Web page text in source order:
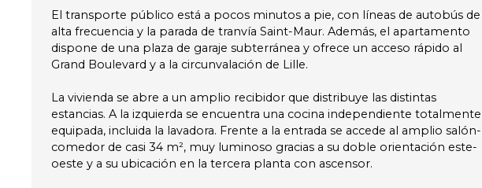
El transporte público está a pocos minutos a pie, con líneas de autobús de
alta frecuencia y la parada de tranvía Saint-Maur. Además, el apartamento
dispone de una plaza de garaje subterránea y ofrece un acceso rápido al
Grand Boulevard y a la circunvalación de Lille.
La vivienda se abre a un amplio recibidor que distribuye las distintas
estancias. A la izquierda se encuentra una cocina independiente totalmente
equipada, incluida la lavadora. Frente a la entrada se accede al amplio salón-
comedor de casi 34 m², muy luminoso gracias a su doble orientación este-
oeste y a su ubicación en la tercera planta con ascensor.